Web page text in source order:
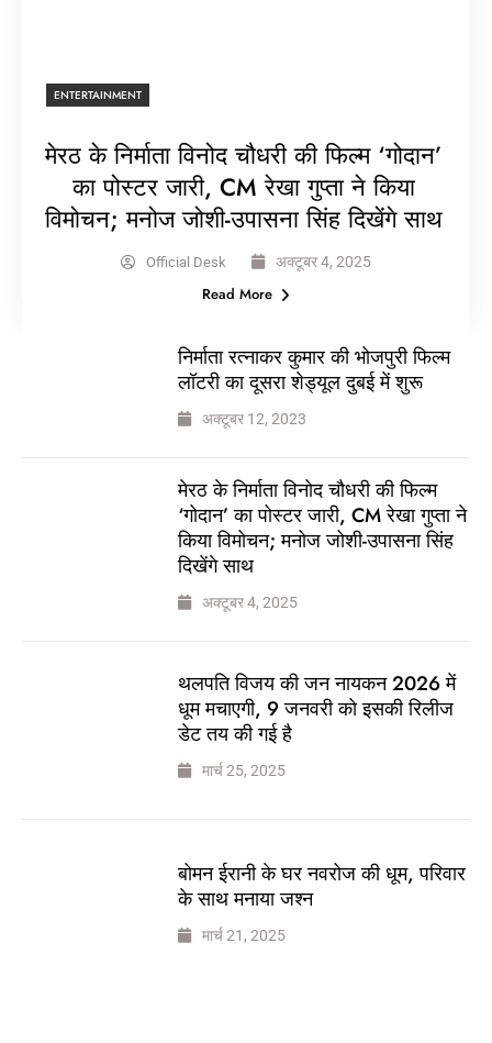
ENTERTAINMENT
मेरठ के निर्माता विनोद चौधरी की फिल्म ‘गोदान’
का पोस्टर जारी, CM रेखा गुप्ता ने किया
विमोचन; मनोज जोशी-उपासना सिंह दिखेंगे साथ
Official Desk अक्टूबर 4, 2025
Read More
निर्माता रत्नाकर कुमार की भोजपुरी फिल्म
लॉटरी का दूसरा शेड्यूल दुबई में शुरू
अक्टूबर 12, 2023
मेरठ के निर्माता विनोद चौधरी की फिल्म
‘गोदान’ का पोस्टर जारी, CM रेखा गुप्ता ने
किया विमोचन; मनोज जोशी-उपासना सिंह
दिखेंगे साथ
अक्टूबर 4, 2025
थलपति विजय की जन नायकन 2026 में
धूम मचाएगी, 9 जनवरी को इसकी रिलीज
डेट तय की गई है
मार्च 25, 2025
बोमन ईरानी के घर नवरोज की धूम, परिवार
के साथ मनाया जश्न
मार्च 21, 2025